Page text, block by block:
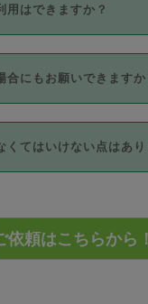
載していますので、各
てください。
センターの講評は１件
【詳細】タスカジさんの
り、
：
損害賠償保険につい
さんへ「募集」をかけ
。
ャンセル（定期、スポ
超える※と、以下のキ
します。
ンセル料：
前〜24時間前＝依頼料
用はできますか？
利用」というメニュ
「一回のみ」依頼を活
て、気に入ったタス
件の合う気になるタ
さい。
一番気に入ったタスカ
合にもお願いできますか
合の作業はタスカジ
す。数回の依頼ののち
依頼者の間で十分な
い。
部屋に入るためにタス
くてはいけない点はあり
鍵のかかるロッカーや
者の責任の元管理する
さい。